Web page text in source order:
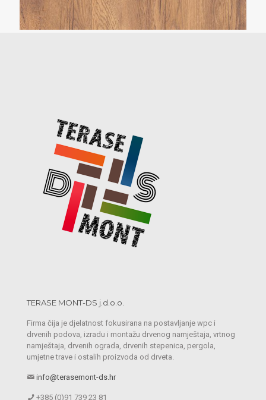
TERASE MONT-DS j.d.o.o.
Firma čija je djelatnost fokusirana na postavljanje wpc i
drvenih podova, izradu i montažu drvenog namještaja, vrtnog
namještaja, drvenih ograda, drvenih stepenica, pergola,
umjetne trave i ostalih proizvoda od drveta.
info@terasemont-ds.hr
+385 (0)91 739 23 81